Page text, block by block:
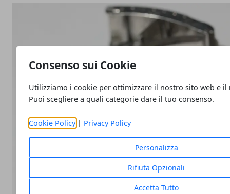
Consenso sui Cookie
Utilizziamo i cookie per ottimizzare il nostro sito web e il
Puoi scegliere a quali categorie dare il tuo consenso.
Cookie Policy| Privacy Policy
Personalizza
Rifiuta Opzionali
Accetta Tutto